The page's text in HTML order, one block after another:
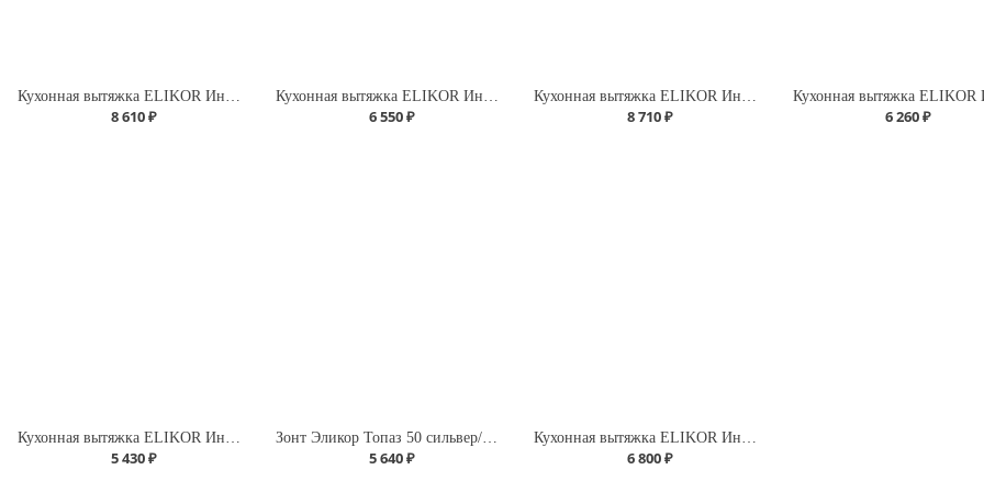
Кухонная вытяжка ELIKOR Интегра GLASS 50 ФРА-Т(нерж/черное стекло)
8 610 ₽
Кухонная вытяжка ELIKOR Интегра-60 ФРА-Т(белый/нерж.)
6 550 ₽
Кухонная вытяжка ELIKOR Интегра GLASS 50 ФРА-Т(нерж/белое стекло)
8 710 ₽ 6 260 ₽
5 430 ₽ 5 640 ₽ 6 800 ₽